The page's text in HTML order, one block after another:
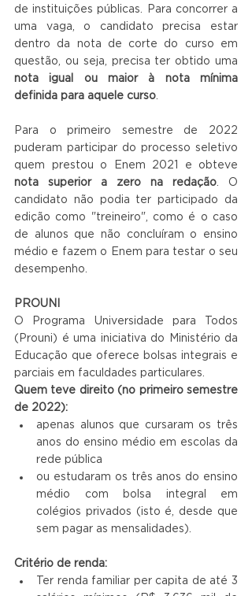
de instituições públicas. Para concorrer a
uma vaga, o candidato precisa estar
dentro da nota de corte do curso em
nota igual ou maior à nota mínima
definida para aquele curso.
Para o primeiro semestre de 2022
puderam participar do processo seletivo
nota superior a zero na redação. O
candidato não podia ter participado da
edição como "treineiro", como é o caso
de alunos que não concluíram o ensino
médio e fazem o Enem para testar o seu
desempenho.
PROUNI
O Programa Universidade para Todos
(Prouni) é uma iniciativa do Ministério da
Educação que oferece bolsas integrais e
parciais em faculdades particulares.
Quem teve direito (no primeiro semestre
de 2022):
apenas alunos que cursaram os três
anos do ensino médio em escolas da
rede pública
ou estudaram os três anos do ensino
médio com bolsa integral em
colégios privados (isto é, desde que
sem pagar as mensalidades).
Critério de renda:
Ter renda familiar per capita de até 3